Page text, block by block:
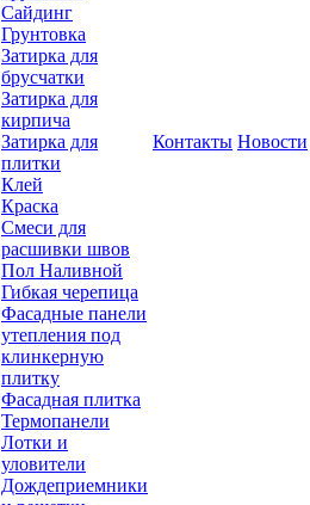
Сайдинг
Грунтовка
Затирка для
брусчатки
Затирка для
кирпича
Затирка для
плитки
Клей
Краска
Смеси для
расшивки швов
Пол Наливной
Гибкая черепица
Фасадные панели
утепления под
клинкерную
плитку
Фасадная плитка
Термопанели
Лотки и
уловители
Дождеприемники
Контакты Новости